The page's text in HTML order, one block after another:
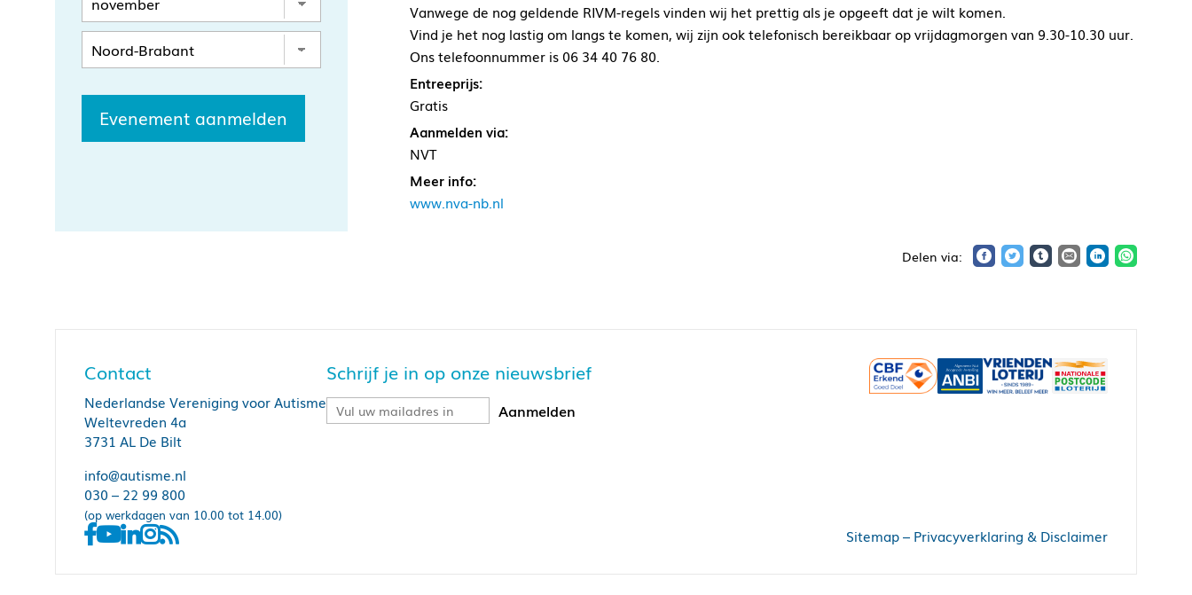
Evenement aanmelden
Vanwege de nog geldende RIVM-regels vinden wij het prettig als je opgeeft dat je wilt komen.
Vind je het nog lastig om langs te komen, wij zijn ook telefonisch bereikbaar op vrijdagmorgen van 9.30-10.30 uur.
Ons telefoonnummer is 06 34 40 76 80.
Entreeprijs:
Gratis
Aanmelden via:
NVT
Meer info:
www.nva-nb.nl
Contact
Nederlandse Vereniging voor Autisme
Weltevreden 4a
3731 AL De Bilt
info@autisme.nl
030 – 22 99 800
(op werkdagen van 10.00 tot 14.00)
Schrijf je in op onze nieuwsbrief
Sitemap– Privacyverklaring & Disclaimer